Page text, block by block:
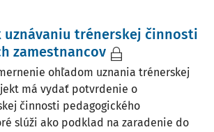
uznávaniu trénerskej činnosti
zamestnancov
ohľadom uznania trénerskej
má vydať potvrdenie o
činnosti pedagogického
slúži ako podklad na zaradenie do